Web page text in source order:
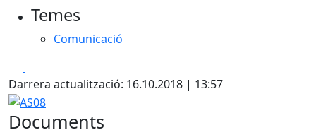
Temes
Comunicació
Darrera actualització: 16.10.2018 | 13:57
AS08
Documents